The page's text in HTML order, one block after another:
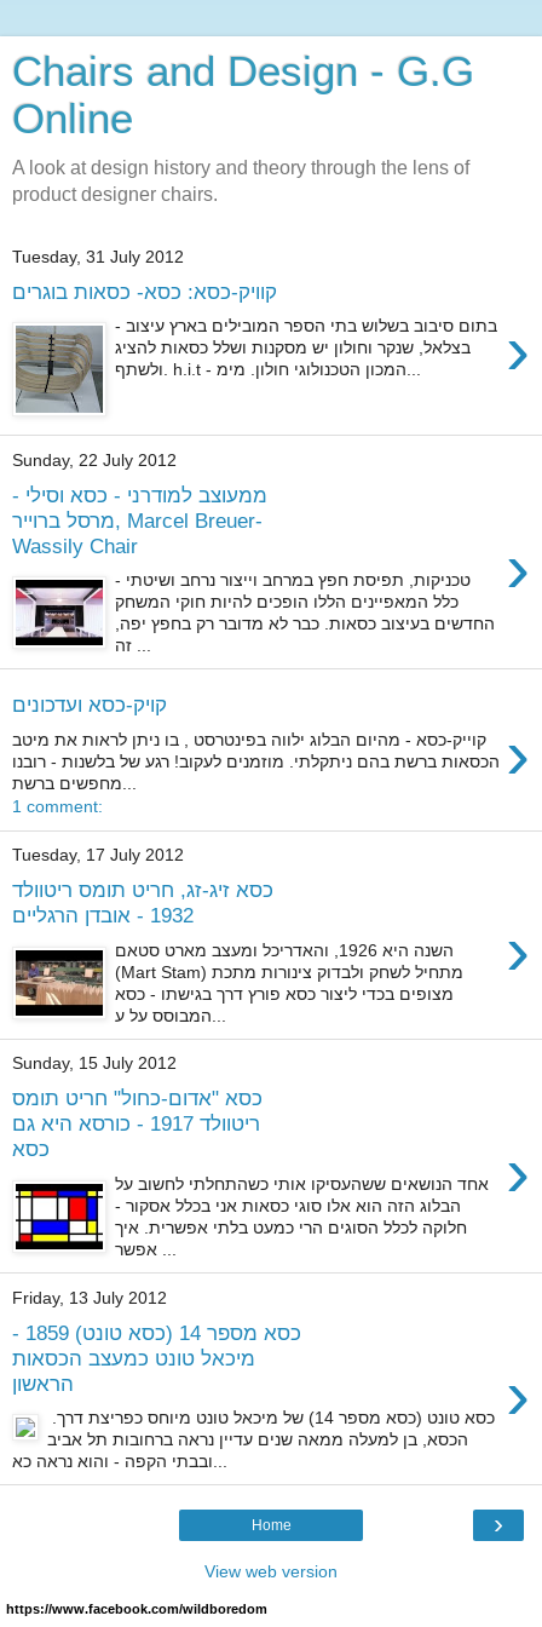
Chairs and Design - G.G
Online
A look at design history and theory through the lens of
product designer chairs.
Tuesday, 31 July 2012
קוויק-כסא: כסא- כסאות בוגרים
› בתום סיבוב בשלוש בתי הספר המובילים בארץ עיצוב -
בצלאל, שנקר וחולון יש מסקנות ושלל כסאות להציג
ולשתף. h.i.t - המכון הטכנולוגי חולון. מימ...
Sunday, 22 July 2012
ממעוצב למודרני - כסא וסילי -
מרסל ברוייר, Marcel Breuer-
Wassily Chair
›
טכניקות, תפיסת חפץ במרחב וייצור נרחב ושיטתי -
כלל המאפיינים הללו הופכים להיות חוקי המשחק
החדשים בעיצוב כסאות. כבר לא מדובר רק בחפץ יפה,
זה ...
קויק-כסא ועדכונים
›
קוייק-כסא - מהיום הבלוג ילווה בפינטרסט , בו ניתן לראות את מיטב
הכסאות ברשת בהם ניתקלתי. מוזמנים לעקוב! רגע של בלשנות - רובנו
1 comment:
Tuesday, 17 July 2012
כסא זיג-זג, חריט תומס ריטוולד
1932 - אובדן הרגליים
›
השנה היא 1926, והאדריכל ומעצב מארט סטאם
(Mart Stam) מתחיל לשחק ולבדוק צינורות מתכת
מצופים בכדי ליצור כסא פורץ דרך בגישתו - כסא
Sunday, 15 July 2012
כסא "אדום-כחול" חריט תומס
ריטוולד 1917 - כורסא היא גם
כסא
›
אחד הנושאים ששהעסיקו אותי כשהתחלתי לחשוב על
הבלוג הזה הוא אלו סוגי כסאות אני בכלל אסקור -
חלוקה לכלל הסוגים הרי כמעט בלתי אפשרית. איך
Friday, 13 July 2012
כסא מספר 14 (כסא טונט) 1859 -
מיכאל טונט כמעצב הכסאות
הראשון
›
כסא טונט (כסא מספר 14) של מיכאל טונט מיוחס כפריצת דרך.
הכסא, בן למעלה ממאה שנים עדיין נראה ברחובות תל אביב
ובבתי הקפה - והוא נראה כא...
›
Home
View web version
https://www.facebook.com/wildboredom